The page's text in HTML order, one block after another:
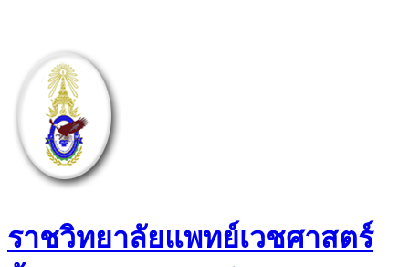
ราชวิทยาลัยแพทย์เวชศาสตร์